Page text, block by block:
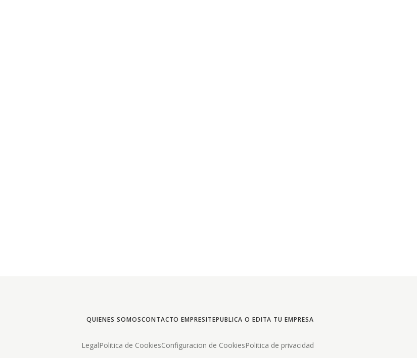
QUIENES SOMOSCONTACTO EMPRESITEPUBLICA O EDITA TU EMPRESA
LegalPolitica de CookiesConfiguracion de CookiesPolitica de privacidad